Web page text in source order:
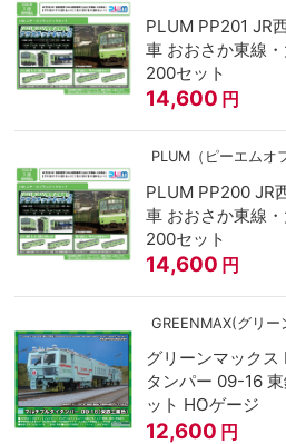
PLUM PP201 JR
車 おおさか東線
200セット
14,600 円
PLUM（ピーエムオ
PLUM PP200 JR
車 おおさか東線
200セット
14,600 円
GREENMAX(グリー
グリーンマック
タンパー 09-16
ット HOゲージ
12,600 円